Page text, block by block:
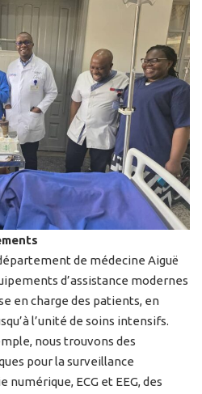
de médecine Aiguë
d’assistance modernes
en charge des patients, en
l’unité de soins intensifs.
nous trouvons des
pour la surveillance
ECG et EEG, des